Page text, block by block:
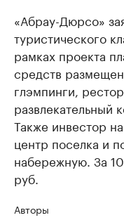
«Абрау-Дюрсо»
туристического
рамках проекта
средств
глэмпинги,
развлекательный
Также инвестор
центр поселка и
набережную. За
руб.
Авторы